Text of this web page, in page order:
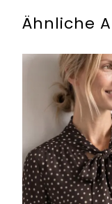
Ähnliche